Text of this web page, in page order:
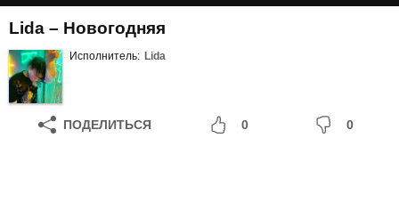
Lida – Новогодняя
Исполнитель: Lida
ПОДЕЛИТЬСЯ 0 0